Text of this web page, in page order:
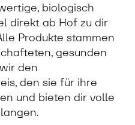
biologisch
direkt ab Hof zu dir
Produkte stammen
gesunden
den
den sie für ihre
und bieten dir volle